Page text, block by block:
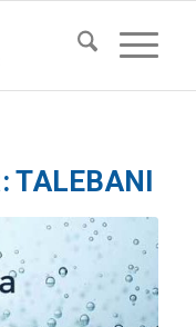
TALEBANI